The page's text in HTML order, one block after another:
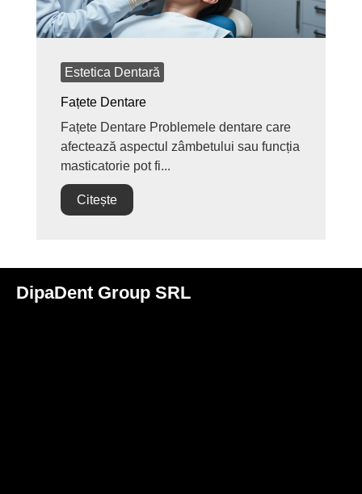
Estetica Dentară
Fațete Dentare
Fațete Dentare Problemele dentare care
afectează aspectul zâmbetului sau funcția
masticatorie pot fi...
Citește
DipaDent Group SRL